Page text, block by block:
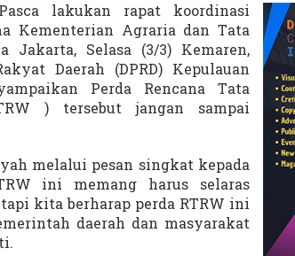
lakukan rapat koordinasi
Kementerian Agraria dan Tata
Selasa (3/3) Kemaren,
Daerah (DPRD) Kepulauan
Perda Rencana Tata
) tersebut jangan sampai
melalui pesan singkat kepada
ini memang harus selaras
kita berharap perda RTRW ini
daerah dan masyarakat